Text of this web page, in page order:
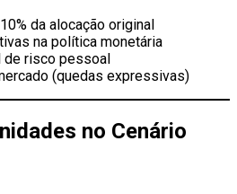
da alocação original
na política monetária
de risco pessoal
(quedas expressivas)
no Cenário